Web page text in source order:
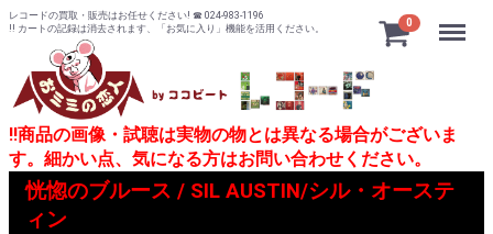
レコードの買取・販売はお任せください! ☎ 024-983-1196
!! カートの記録は消去されます、「お気に入り」機能を活用ください。
0 Menu
!!商品の画像・試聴は実物の物とは異なる場合がございま
す。細かい点、気になる方はお問い合わせください。
恍惚のブルース / SIL AUSTIN/シル・オーステ
ィン